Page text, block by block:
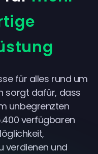
für alles rund um
sorgt dafür, dass
unbegrenzten
verfügbaren
verdienen und